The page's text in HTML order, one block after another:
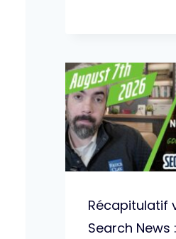
Récapitulatif
Search News